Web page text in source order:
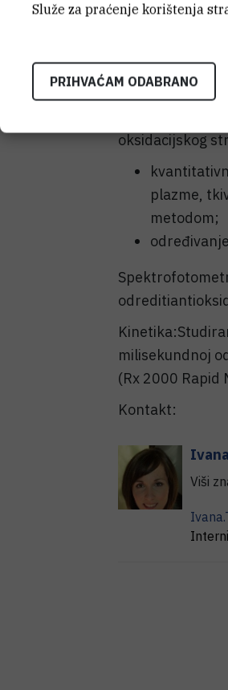
Oksidacijski
prirodni
biološkim
biološki važnim
Jednostavnim
oksidacijskog
plazme,
metodom;
milisekundnoj
(Rx 2000 Rapid
Kontakt:
Ivana
Viši
Služe za praćenje korištenja
PRIHVAĆAM ODABRANO